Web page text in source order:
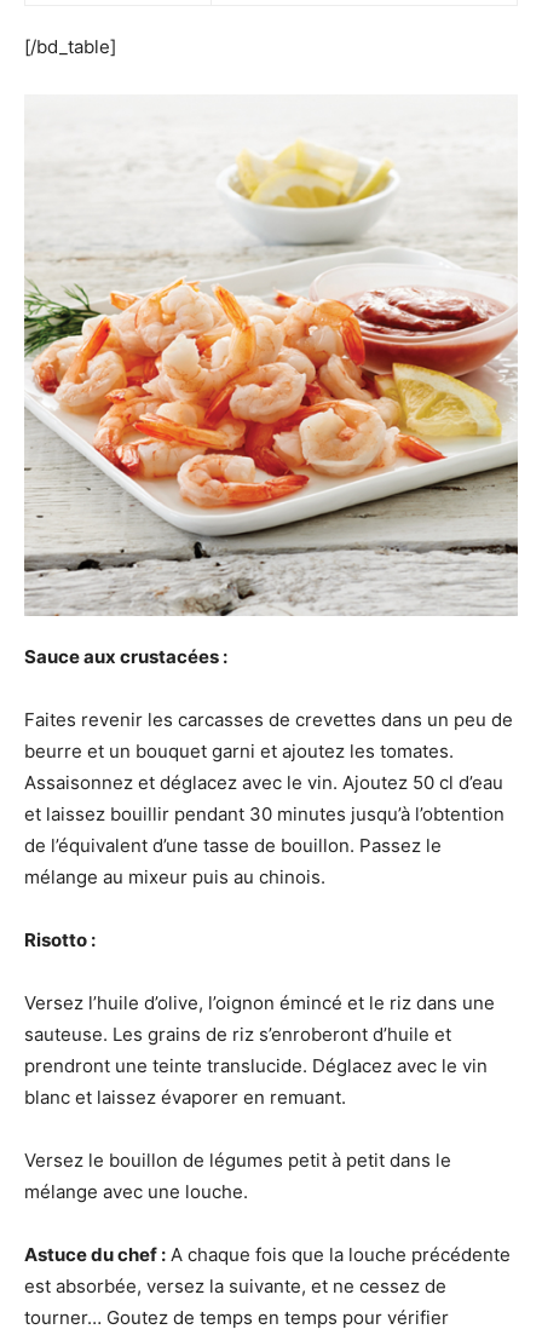
[/bd_table]
Sauce aux crustacées :
Faites revenir les carcasses de crevettes dans un peu de
beurre et un bouquet garni et ajoutez les tomates.
Assaisonnez et déglacez avec le vin. Ajoutez 50 cl d’eau
et laissez bouillir pendant 30 minutes jusqu’à l’obtention
de l’équivalent d’une tasse de bouillon. Passez le
mélange au mixeur puis au chinois.
Risotto :
Versez l’huile d’olive, l’oignon émincé et le riz dans une
sauteuse. Les grains de riz s’enroberont d’huile et
prendront une teinte translucide. Déglacez avec le vin
blanc et laissez évaporer en remuant.
Versez le bouillon de légumes petit à petit dans le
mélange avec une louche.
Astuce du chef : A chaque fois que la louche précédente
est absorbée, versez la suivante, et ne cessez de
tourner… Goutez de temps en temps pour vérifier